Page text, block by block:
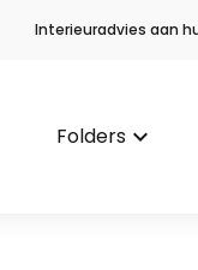
Interieuradvies aan
Folders keyboard_arrow_down